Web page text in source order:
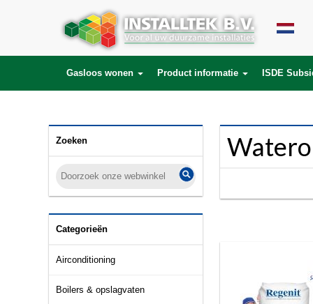
Gasloos wonen Product informatie ISDE
SELECT * FROM products LEFT JOIN product_description ON
product_to_category.product_id) WHERE lang_id='nl' AND
Zoeken
Categorieën
Airconditioning
Boilers & opslagvaten